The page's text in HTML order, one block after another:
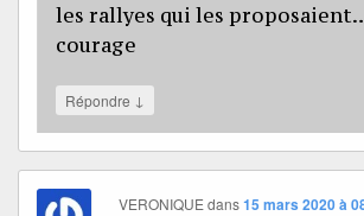
les rallyes qui les
courage
Répondre ↓
VERONIQUE dans15 mars 2020 à